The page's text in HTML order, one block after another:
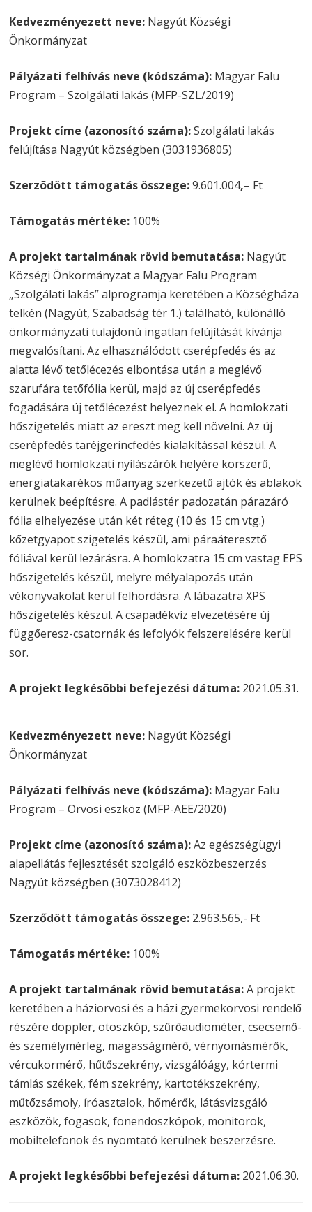
Kedvezményezett neve: Nagyút Községi
Önkormányzat
Pályázati felhívás neve (kódszáma): Magyar Falu
Program – Szolgálati lakás (MFP-SZL/2019)
Projekt címe (azonosító száma):Szolgálati lakás
felújítása Nagyút községben (3031936805)
Szerzõdött támogatás összege:9.601.004,– Ft
Támogatás mértéke: 100%
A projekt tartalmának rövid bemutatása: Nagyút
Községi Önkormányzat a Magyar Falu Program
„Szolgálati lakás” alprogramja keretében a Községháza
telkén (Nagyút, Szabadság tér 1.) található, különálló
önkormányzati tulajdonú ingatlan felújítását kívánja
megvalósítani. Az elhasználódott cserépfedés és az
alatta lévő tetőlécezés elbontása után a meglévő
szarufára tetőfólia kerül, majd az új cserépfedés
fogadására új tetőlécezést helyeznek el. A homlokzati
hőszigetelés miatt az ereszt meg kell növelni. Az új
cserépfedés taréjgerincfedés kialakítással készül. A
meglévő homlokzati nyílászárók helyére korszerű,
energiatakarékos műanyag szerkezetű ajtók és ablakok
kerülnek beépítésre. A padlástér padozatán párazáró
fólia elhelyezése után két réteg (10 és 15 cm vtg.)
kőzetgyapot szigetelés készül, ami páraáteresztő
fóliával kerül lezárásra. A homlokzatra 15 cm vastag EPS
hőszigetelés készül, melyre mélyalapozás után
vékonyvakolat kerül felhordásra. A lábazatra XPS
hőszigetelés készül. A csapadékvíz elvezetésére új
függőeresz-csatornák és lefolyók felszerelésére kerül
sor.
A projekt legkésõbbi befejezési dátuma: 2021.05.31.
Kedvezményezett neve: Nagyút Községi
Önkormányzat
Pályázati felhívás neve (kódszáma): Magyar Falu
Program – Orvosi eszköz (MFP-AEE/2020)
Projekt címe (azonosító száma):Az egészségügyi
alapellátás fejlesztését szolgáló eszközbeszerzés
Nagyút községben (3073028412)
Szerződött támogatás összege: 2.963.565,- Ft
Támogatás mértéke: 100%
A projekt tartalmának rövid bemutatása:A projekt
keretében a háziorvosi és a házi gyermekorvosi rendelő
részére doppler, otoszkóp, szűrőaudiométer, csecsemő-
és személymérleg, magasságmérő, vérnyomásmérők,
vércukormérő, hűtőszekrény, vizsgálóágy, kórtermi
támlás székek, fém szekrény, kartotékszekrény,
műtőzsámoly, íróasztalok, hőmérők, látásvizsgáló
eszközök, fogasok, fonendoszkópok, monitorok,
mobiltelefonok és nyomtató kerülnek beszerzésre.
A projekt legkésőbbi befejezési dátuma: 2021.06.30.